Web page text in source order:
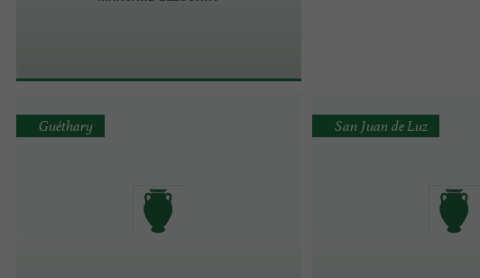
Guéthary San Juan de Luz